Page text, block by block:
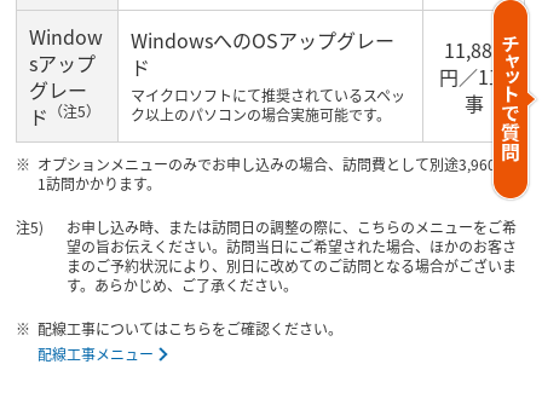
Window
sアップ
グレー
ド （注5）
WindowsへのOSアップグレー
ド
マイクロソフトにて推奨されているスペッ
ク以上のパソコンの場合実施可能です。
11,880
円／1工
事
オプションメニューのみでお申し込みの場合、訪問費として別途3,960円／
1訪問かかります。
お申し込み時、または訪問日の調整の際に、こちらのメニューをご希
望の旨お伝えください。訪問当日にご希望された場合、ほかのお客さ
まのご予約状況により、別日に改めてのご訪問となる場合がございま
す。あらかじめ、ご了承ください。
配線工事についてはこちらをご確認ください。
配線工事メニュー